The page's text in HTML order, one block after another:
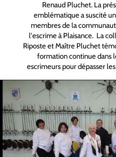
Renaud Pluchet. La
emblématique a suscité
membres de la
l'escrime à Plaisance. La
Riposte et Maître Pluchet
formation continue dans
escrimeurs pour dépasser